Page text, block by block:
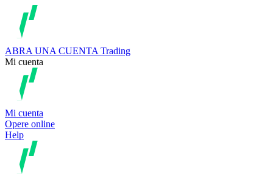
ABRA UNA CUENTA Trading
Mi cuenta
Mi cuenta
Opere online
Help